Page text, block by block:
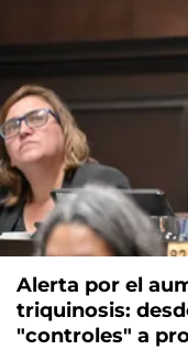
Alerta por el
triquinosis:
"controles" a